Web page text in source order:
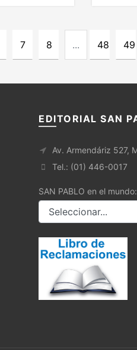
7 8 ... 48 49
EDITORIAL SAN
Av. Armendáriz 527,
Tel.: (01) 446-0017
SAN PABLO en el mundo: